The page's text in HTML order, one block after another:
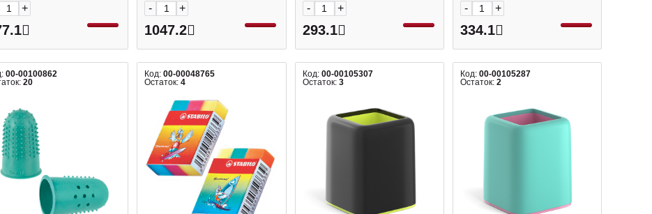
+ - +
1047.2
- +
293.1
- +
334.1
00-00100862
20
Код:00-00048765
Остаток:4
Код: 00-00105307
Остаток: 3
Код: 00-00105287
Остаток: 2